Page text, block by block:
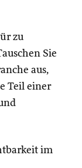
zu
Sie
aus,
Teil einer
im